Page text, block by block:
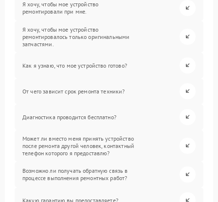
Я хочу, чтобы мое устройство
ремонтировали при мне.
Я хочу, чтобы мое устройство
ремонтировалось только оригинальными
запчастями.
Как я узнаю, что мое устройство готово?
От чего зависит срок ремонта техники?
Диагностика проводится бесплатно?
Может ли вместо меня принять устройство
после ремонта другой человек, контактный
телефон которого я предоставлю?
Возможно ли получать обратную связь в
процессе выполнения ремонтных работ?
Какую гарантию вы предоставляете?